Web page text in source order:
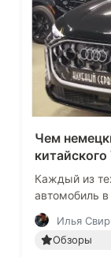
Чем
Каждый из
автомобиль
перед
продажам
Илья
Обзоры